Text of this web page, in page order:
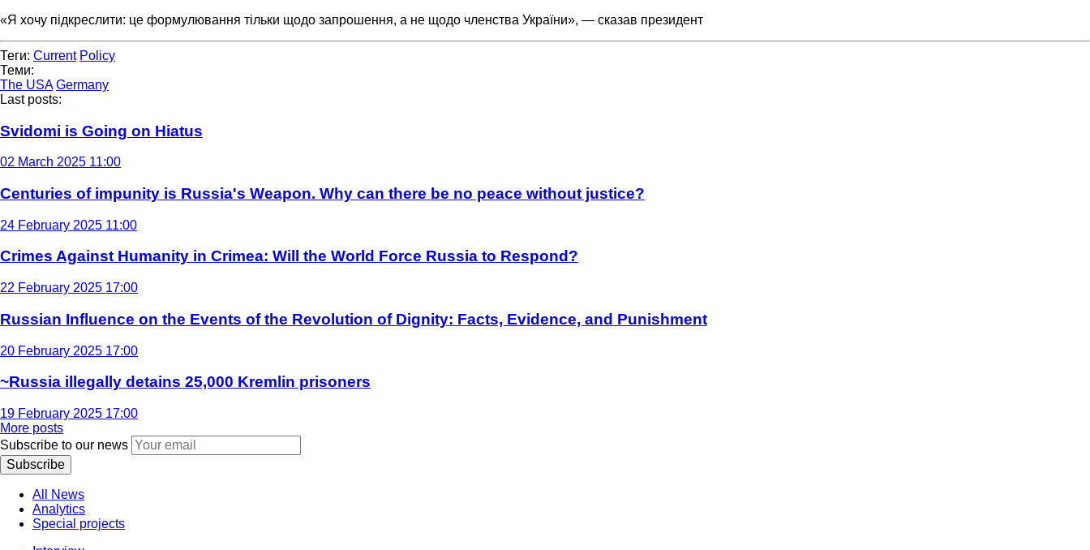
«Я хочу підкреслити: це формулювання тільки щодо запрошення, а не щодо членства України», — сказав президент
Теги: Current Policy
Теми:
The USA Germany
Last posts:
Svidomi is Going on Hiatus
02 March 2025 11:00
Centuries of impunity is Russia's Weapon. Why can there be no peace without justice?
24 February 2025 11:00
Crimes Against Humanity in Crimea: Will the World Force Russia to Respond?
22 February 2025 17:00
Russian Influence on the Events of the Revolution of Dignity: Facts, Evidence, and Punishment
20 February 2025 17:00
~Russia illegally detains 25,000 Kremlin prisoners
19 February 2025 17:00
More posts
Subscribe to our news
Subscribe
All News
Analytics
Special projects